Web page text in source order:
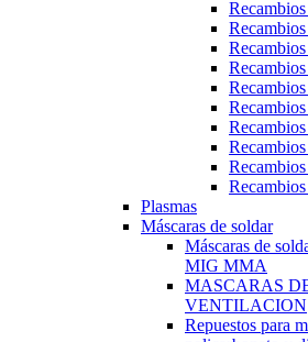
Plasmas
Máscaras de soldar
Máscaras de
MIG MMA
MASCARAS
VENTILACION
Repuestos para